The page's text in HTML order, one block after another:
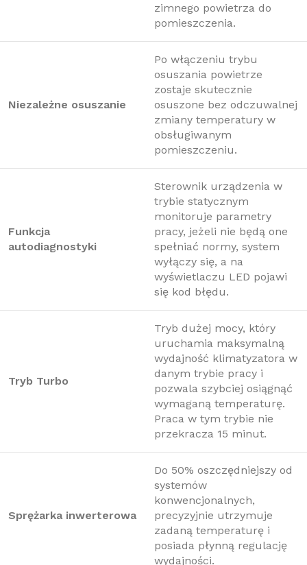
zimnego powietrza do
pomieszczenia.
Niezależne osuszanie
Po włączeniu trybu
osuszania powietrze
zostaje skutecznie
osuszone bez odczuwalnej
zmiany temperatury w
obsługiwanym
pomieszczeniu.
Funkcja
autodiagnostyki
Sterownik urządzenia w
trybie statycznym
monitoruje parametry
pracy, jeżeli nie będą one
spełniać normy, system
wyłączy się, a na
wyświetlaczu LED pojawi
się kod błędu.
Tryb Turbo
Tryb dużej mocy, który
uruchamia maksymalną
wydajność klimatyzatora w
danym trybie pracy i
pozwala szybciej osiągnąć
wymaganą temperaturę.
Praca w tym trybie nie
przekracza 15 minut.
Sprężarka inwerterowa
Do 50% oszczędniejszy od
systemów
konwencjonalnych,
precyzyjnie utrzymuje
zadaną temperaturę i
posiada płynną regulację
wydajności.